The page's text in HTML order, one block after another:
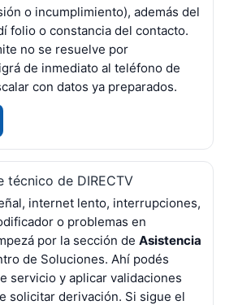
o incumplimiento), además del
folio o constancia del contacto.
no se resuelve por
de inmediato al teléfono de
con datos ya preparados.
técnico de DIRECTV
internet lento, interrupciones,
o problemas en
por la sección de Asistencia
de Soluciones. Ahí podés
servicio y aplicar validaciones
solicitar derivación. Si sigue el